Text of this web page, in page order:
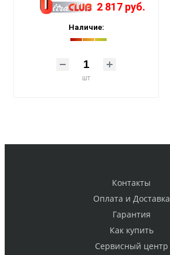
2 817 руб.
Наличие:
шт
Контакты
Оплата и Доставка
Гарантия
Как купить
Cервисный центр